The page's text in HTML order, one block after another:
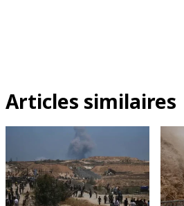
Articles similaires